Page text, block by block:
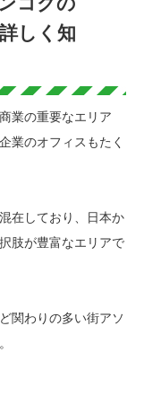
しく知
業の重要なエリア
業のオフィスもたく
在しており、日本か
肢が豊富なエリアで
関わりの多い街アソ